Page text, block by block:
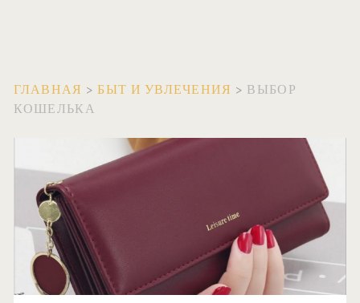
ГЛАВНАЯ >БЫТ И УВЛЕЧЕНИЯ > ВЫБОР
КОШЕЛЬКА